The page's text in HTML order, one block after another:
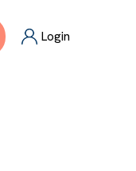
Login